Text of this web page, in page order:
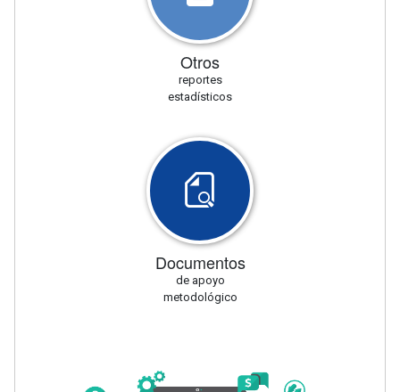
Otros
reportes
estadísticos
Documentos
de apoyo
metodológico